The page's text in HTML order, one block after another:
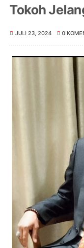
Tokoh
JULI 23, 2024 0